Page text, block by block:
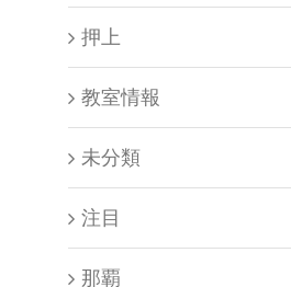
押上
教室情報
未分類
注目
那覇